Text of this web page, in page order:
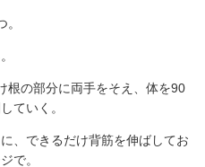
根の部分に両手をそえ、体を90
ていく。
、できるだけ背筋を伸ばしてお
で。